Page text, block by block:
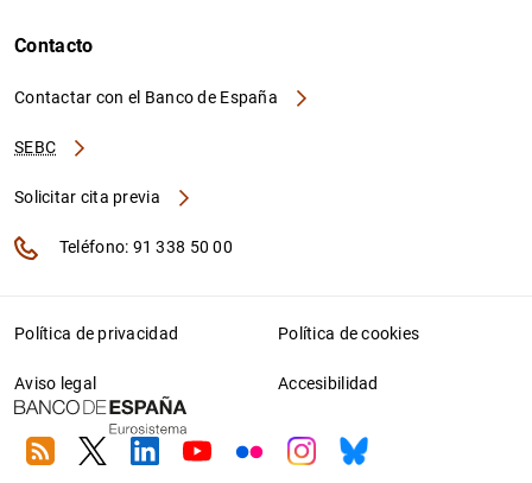
Contacto
Contactar con el Banco de España
SEBC
Solicitar cita previa
Teléfono: 91 338 50 00
Política de privacidad Política de cookies
Aviso legal Accesibilidad
RSS TwitterLinkedin
YoutubeFlickrInstagram
Bluesky